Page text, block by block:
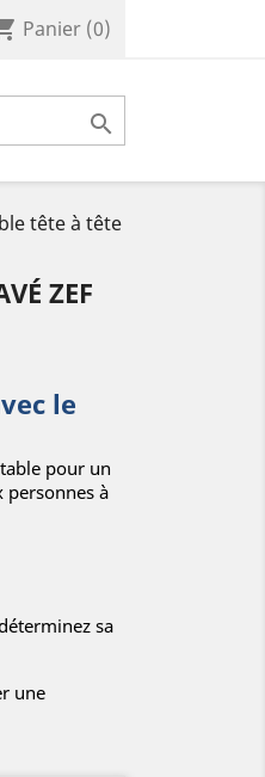
Panier (0)

tête à tête
ZEF
le
pour un
personnes à
sa
une